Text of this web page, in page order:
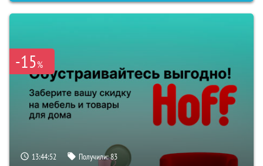
-15%
13:44:51 Получили:83